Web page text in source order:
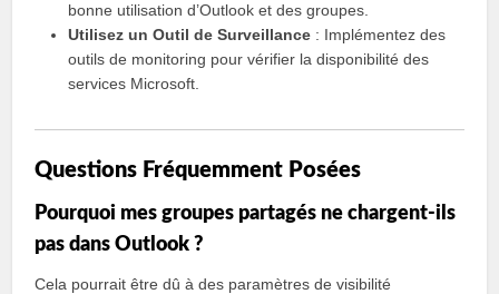
bonne utilisation d’Outlook et des groupes.
Utilisez un Outil de Surveillance : Implémentez des
outils de monitoring pour vérifier la disponibilité des
services Microsoft.
Questions Fréquemment Posées
Pourquoi mes groupes partagés ne chargent-ils
pas dans Outlook ?
Cela pourrait être dû à des paramètres de visibilité